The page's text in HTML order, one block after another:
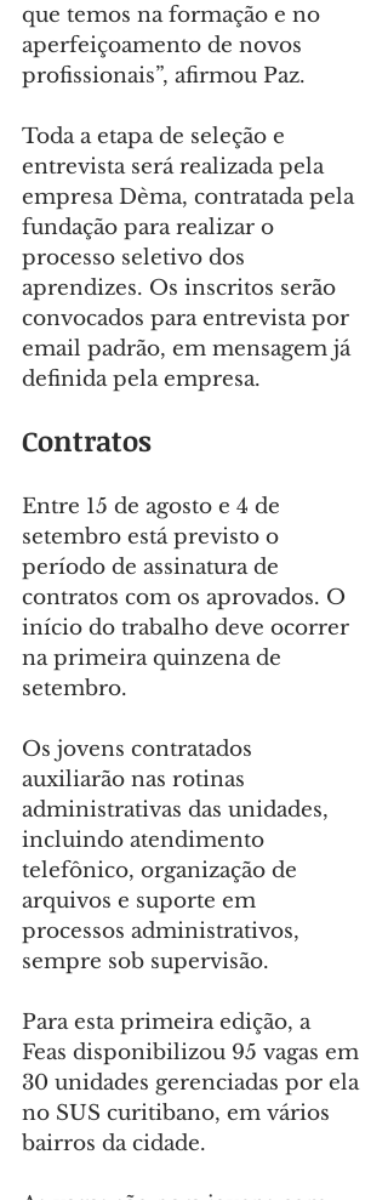
que temos na formação e no
aperfeiçoamento de novos
profissionais”, afirmou Paz.
Toda a etapa de seleção e
entrevista será realizada pela
empresa Dèma, contratada pela
fundação para realizar o
processo seletivo dos
aprendizes. Os inscritos serão
convocados para entrevista por
email padrão, em mensagem já
definida pela empresa.
Contratos
Entre 15 de agosto e 4 de
setembro está previsto o
período de assinatura de
contratos com os aprovados. O
início do trabalho deve ocorrer
na primeira quinzena de
setembro.
Os jovens contratados
auxiliarão nas rotinas
administrativas das unidades,
incluindo atendimento
telefônico, organização de
arquivos e suporte em
processos administrativos,
sempre sob supervisão.
Para esta primeira edição, a
Feas disponibilizou 95 vagas em
30 unidades gerenciadas por ela
no SUS curitibano, em vários
bairros da cidade.